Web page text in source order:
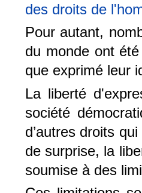
des droits de
Pour autant,
du monde ont
que exprimé leur
La liberté
société
d’autres droits
de surprise, la
soumise à des